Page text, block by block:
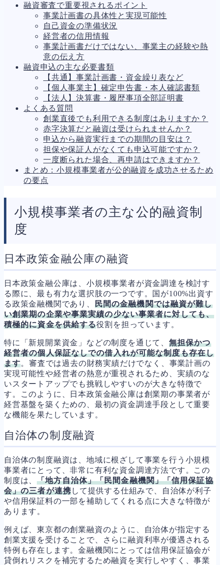
品質・リコール49
情報漏洩・サイバー256
事業再編69
手続 664
私的整理142
法的整理449
債権者対応19
換価・競売54
融資審査で重要視されるポイント
事業計画書の具体性と実現可能性
自己資金の準備状況
経営者の信用情報
事業計画書だけではない、事業主の経験や熱
意の伝え方
融資申込の主な必要書類
【共通】事業計画書・資金繰り表など
【個人事業主】確定申告書・本人確認書類
【法人】決算書・履歴事項全部証明書
よくある質問
創業直後でも利用できる制度はありますか？
赤字決算だと融資は受けられませんか？
申込から融資実行までの期間の目安は？
担保や保証人がなくても申込可能ですか？
一度断られた場合、再申請はできますか？
まとめ：小規模事業者が公的融資を成功させるため
の要点
小規模事業者の主な公的融資制
度
日本政策金融公庫の融資
日本政策金融公庫は、小規模事業者が資金調達を検討す
る際に、最も有力な選択肢の一つです。国が100%出資す
る政策金融機関であり、 民間の金融機関では融資が難し
い創業期の企業や事業実績の少ない事業者に対しても、
積極的に資金を供給する役割を担っています。
特に「新規開業資金」などの制度を通じて、 無担保かつ
経営者の個人保証なしでの借入れが可能な制度も存在し
ます。審査では過去の財務実績だけでなく、事業計画の
実現可能性や経営者の熱意が重視されるため、実績のな
いスタートアップでも挑戦しやすいのが大きな特徴で
す。このように、日本政策金融公庫は創業期の事業者が
経営基盤を築くための、最初の資金調達手段として重要
な機能を果たしています。
自治体の制度融資
自治体の制度融資は、地域に根ざして事業を行う小規模
事業者にとって、非常に有利な資金調達方法です。この
制度は、「地方自治体」「民間金融機関」「信用保証協
会」の三者が連携して提供する仕組みで、自治体が利子
や信用保証料の一部を補助してくれる点に大きな特徴が
あります。
例えば、東京都の創業融資のように、自治体が指定する
創業支援を受けることで、さらに融資利率が優遇される
特例も存在します。金融機関にとっては信用保証協会が
貸倒れリスクを補完するため融資を実行しやすく、事業